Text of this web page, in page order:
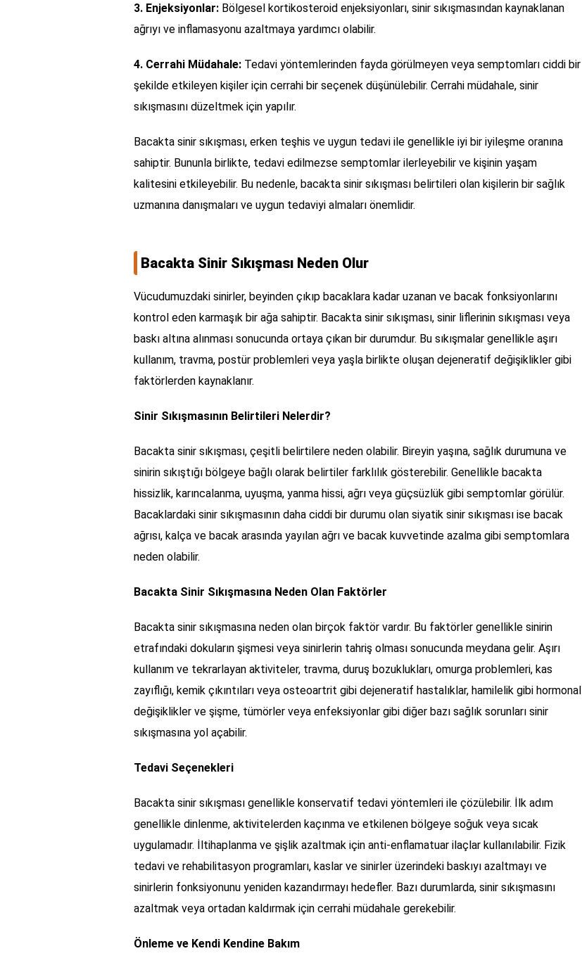
3. Enjeksiyonlar: Bölgesel kortikosteroid enjeksiyonları, sinir sıkışmasından kaynaklanan
ağrıyı ve inflamasyonu azaltmaya yardımcı olabilir.
4. Cerrahi Müdahale: Tedavi yöntemlerinden fayda görülmeyen veya semptomları ciddi bir
şekilde etkileyen kişiler için cerrahi bir seçenek düşünülebilir. Cerrahi müdahale, sinir
sıkışmasını düzeltmek için yapılır.
Bacakta sinir sıkışması, erken teşhis ve uygun tedavi ile genellikle iyi bir iyileşme oranına
sahiptir. Bununla birlikte, tedavi edilmezse semptomlar ilerleyebilir ve kişinin yaşam
kalitesini etkileyebilir. Bu nedenle, bacakta sinir sıkışması belirtileri olan kişilerin bir sağlık
uzmanına danışmaları ve uygun tedaviyi almaları önemlidir.
Bacakta Sinir Sıkışması Neden Olur
Vücudumuzdaki sinirler, beyinden çıkıp bacaklara kadar uzanan ve bacak fonksiyonlarını
kontrol eden karmaşık bir ağa sahiptir. Bacakta sinir sıkışması, sinir liflerinin sıkışması veya
baskı altına alınması sonucunda ortaya çıkan bir durumdur. Bu sıkışmalar genellikle aşırı
kullanım, travma, postür problemleri veya yaşla birlikte oluşan dejeneratif değişiklikler gibi
faktörlerden kaynaklanır.
Sinir Sıkışmasının Belirtileri Nelerdir?
Bacakta sinir sıkışması, çeşitli belirtilere neden olabilir. Bireyin yaşına, sağlık durumuna ve
sinirin sıkıştığı bölgeye bağlı olarak belirtiler farklılık gösterebilir. Genellikle bacakta
hissizlik, karıncalanma, uyuşma, yanma hissi, ağrı veya güçsüzlük gibi semptomlar görülür.
Bacaklardaki sinir sıkışmasının daha ciddi bir durumu olan siyatik sinir sıkışması ise bacak
ağrısı, kalça ve bacak arasında yayılan ağrı ve bacak kuvvetinde azalma gibi semptomlara
neden olabilir.
Bacakta Sinir Sıkışmasına Neden Olan Faktörler
Bacakta sinir sıkışmasına neden olan birçok faktör vardır. Bu faktörler genellikle sinirin
etrafındaki dokuların şişmesi veya sinirlerin tahriş olması sonucunda meydana gelir. Aşırı
kullanım ve tekrarlayan aktiviteler, travma, duruş bozuklukları, omurga problemleri, kas
zayıflığı, kemik çıkıntıları veya osteoartrit gibi dejeneratif hastalıklar, hamilelik gibi hormonal
değişiklikler ve şişme, tümörler veya enfeksiyonlar gibi diğer bazı sağlık sorunları sinir
sıkışmasına yol açabilir.
Tedavi Seçenekleri
Bacakta sinir sıkışması genellikle konservatif tedavi yöntemleri ile çözülebilir. İlk adım
genellikle dinlenme, aktivitelerden kaçınma ve etkilenen bölgeye soğuk veya sıcak
uygulamadır. İltihaplanma ve şişlik azaltmak için anti-enflamatuar ilaçlar kullanılabilir. Fizik
tedavi ve rehabilitasyon programları, kaslar ve sinirler üzerindeki baskıyı azaltmayı ve
sinirlerin fonksiyonunu yeniden kazandırmayı hedefler. Bazı durumlarda, sinir sıkışmasını
azaltmak veya ortadan kaldırmak için cerrahi müdahale gerekebilir.
Önleme ve Kendi Kendine Bakım